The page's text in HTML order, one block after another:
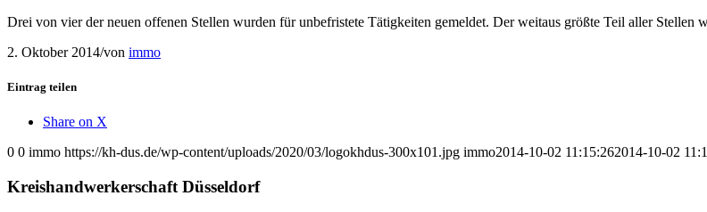
Drei von vier der neuen offenen Stellen wurden für unbefristete Tätigkeiten gemeldet. Der weitaus größte Teil aller Stellen
2. Oktober 2014/von immo
Eintrag teilen
Share on X
0 0 immo https://kh-dus.de/wp-content/uploads/2020/03/logokhdus-300x101.jpg immo2014-10-02 11:15:262014-10-02
Kreishandwerkerschaft Düsseldorf